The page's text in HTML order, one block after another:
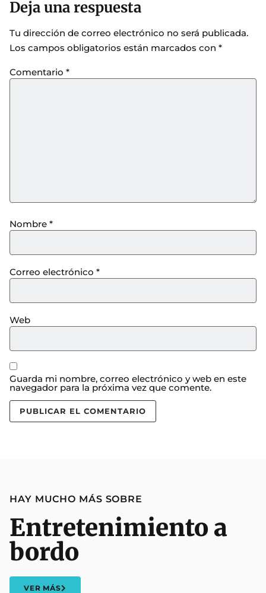
Deja una respuesta
Tu dirección de correo electrónico no será publicada.
Los campos obligatorios están marcados con *
Comentario *
Nombre *
Correo electrónico *
Web
Guarda mi nombre, correo electrónico y web en este
navegador para la próxima vez que comente.
HAY MUCHO MÁS SOBRE
Entretenimiento a
bordo
VER MÁS